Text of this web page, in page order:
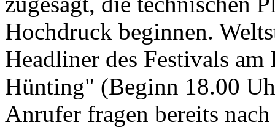
Hochdruck beginnen.
Headliner des Festivals
Hünting" (Beginn 18.00
Anrufer fragen bereits